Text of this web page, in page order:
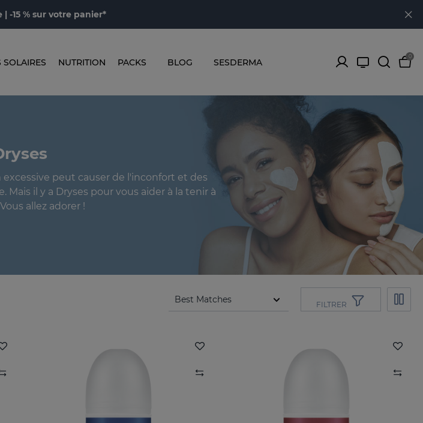
| -15 % sur votre panier*
SOLAIRES NUTRITION PACKS BLOG SESDERMA
0
peut causer de l'inconfort et des
il y a Dryses pour vous aider à la tenir à
allez adorer !
FILTRER